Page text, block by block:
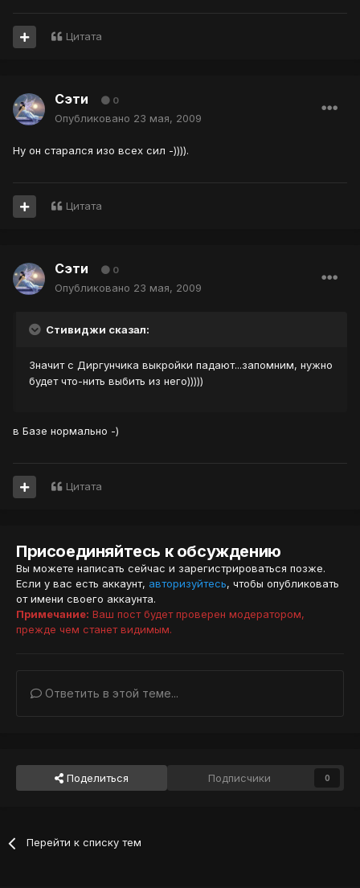
Цитата
Сэти 0
Опубликовано 23 мая, 2009
Ну он старался изо всех сил -)))).
Цитата
Сэти 0
Опубликовано 23 мая, 2009
Стивиджи сказал:
Значит с Диргунчика выкройки падают...запомним, нужно
будет что-нить выбить из него)))))
в Базе нормально -)
Цитата
Присоединяйтесь к обсуждению
Вы можете написать сейчас и зарегистрироваться позже.
Если у вас есть аккаунт, авторизуйтесь, чтобы опубликовать
от имени своего аккаунта.
Примечание: Ваш пост будет проверен модератором,
прежде чем станет видимым.
Ответить в этой теме...
Поделиться Подписчики 0
Перейти к списку тем